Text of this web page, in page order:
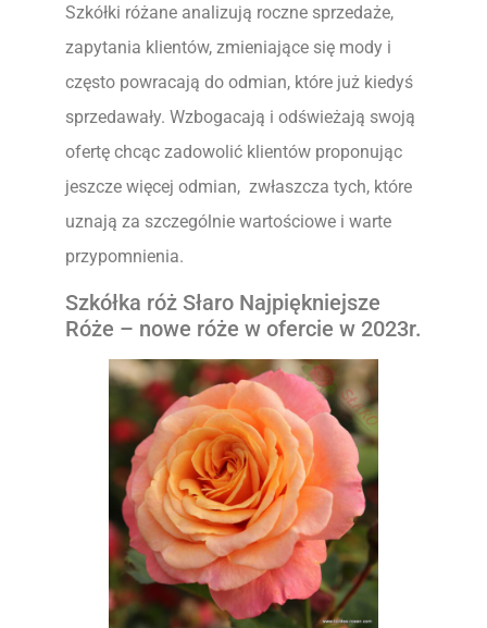
Szkółki różane analizują roczne sprzedaże,
zapytania klientów, zmieniające się mody i
często powracają do odmian, które już kiedyś
sprzedawały. Wzbogacają i odświeżają swoją
ofertę chcąc zadowolić klientów proponując
jeszcze więcej odmian, zwłaszcza tych, które
uznają za szczególnie wartościowe i warte
przypomnienia.
Szkółka róż Słaro Najpiękniejsze
Róże – nowe róże w ofercie w 2023r.